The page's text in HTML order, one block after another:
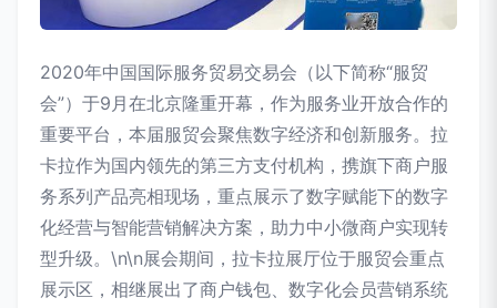
2020年中国国际服务贸易交易会（以下简称“服贸
会”）于9月在北京隆重开幕，作为服务业开放合作的
重要平台，本届服贸会聚焦数字经济和创新服务。拉
卡拉作为国内领先的第三方支付机构，携旗下商户服
务系列产品亮相现场，重点展示了数字赋能下的数字
化经营与智能营销解决方案，助力中小微商户实现转
型升级。\n\n展会期间，拉卡拉展厅位于服贸会重点
展示区，相继展出了商户钱包、数字化会员营销系统